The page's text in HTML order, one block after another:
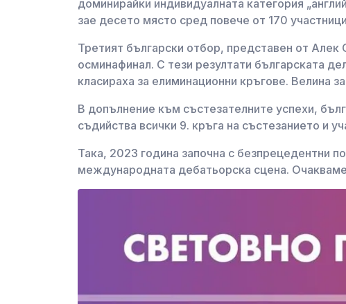
доминирайки индивидуалната категория
зае десето място сред повече от 170
Третият български отбор, представен от
осминафинал. С тези резултати българската
класираха за елиминационни кръгове. Велина
В допълнение към състезателните успехи,
съдийства всички 9. кръга на състезанието и
Така, 2023 година започна с безпрецедентни
международната дебатьорска сцена.